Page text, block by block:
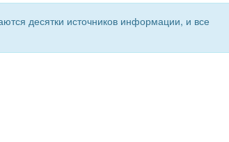
десятки источников информации, и все